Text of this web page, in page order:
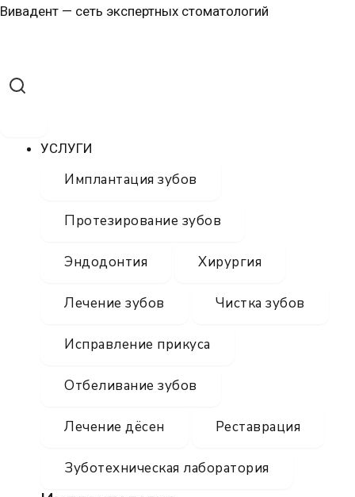
Перейти
Вивадент — сеть экспертных стоматологий
УСЛУГИ
Имплантация зубов
Протезирование зубов
Эндодонтия Хирургия
Лечение зубов Чистка зубов
Исправление прикуса
Отбеливание зубов
Лечение дёсен Реставрация
Зуботехническая лаборатория